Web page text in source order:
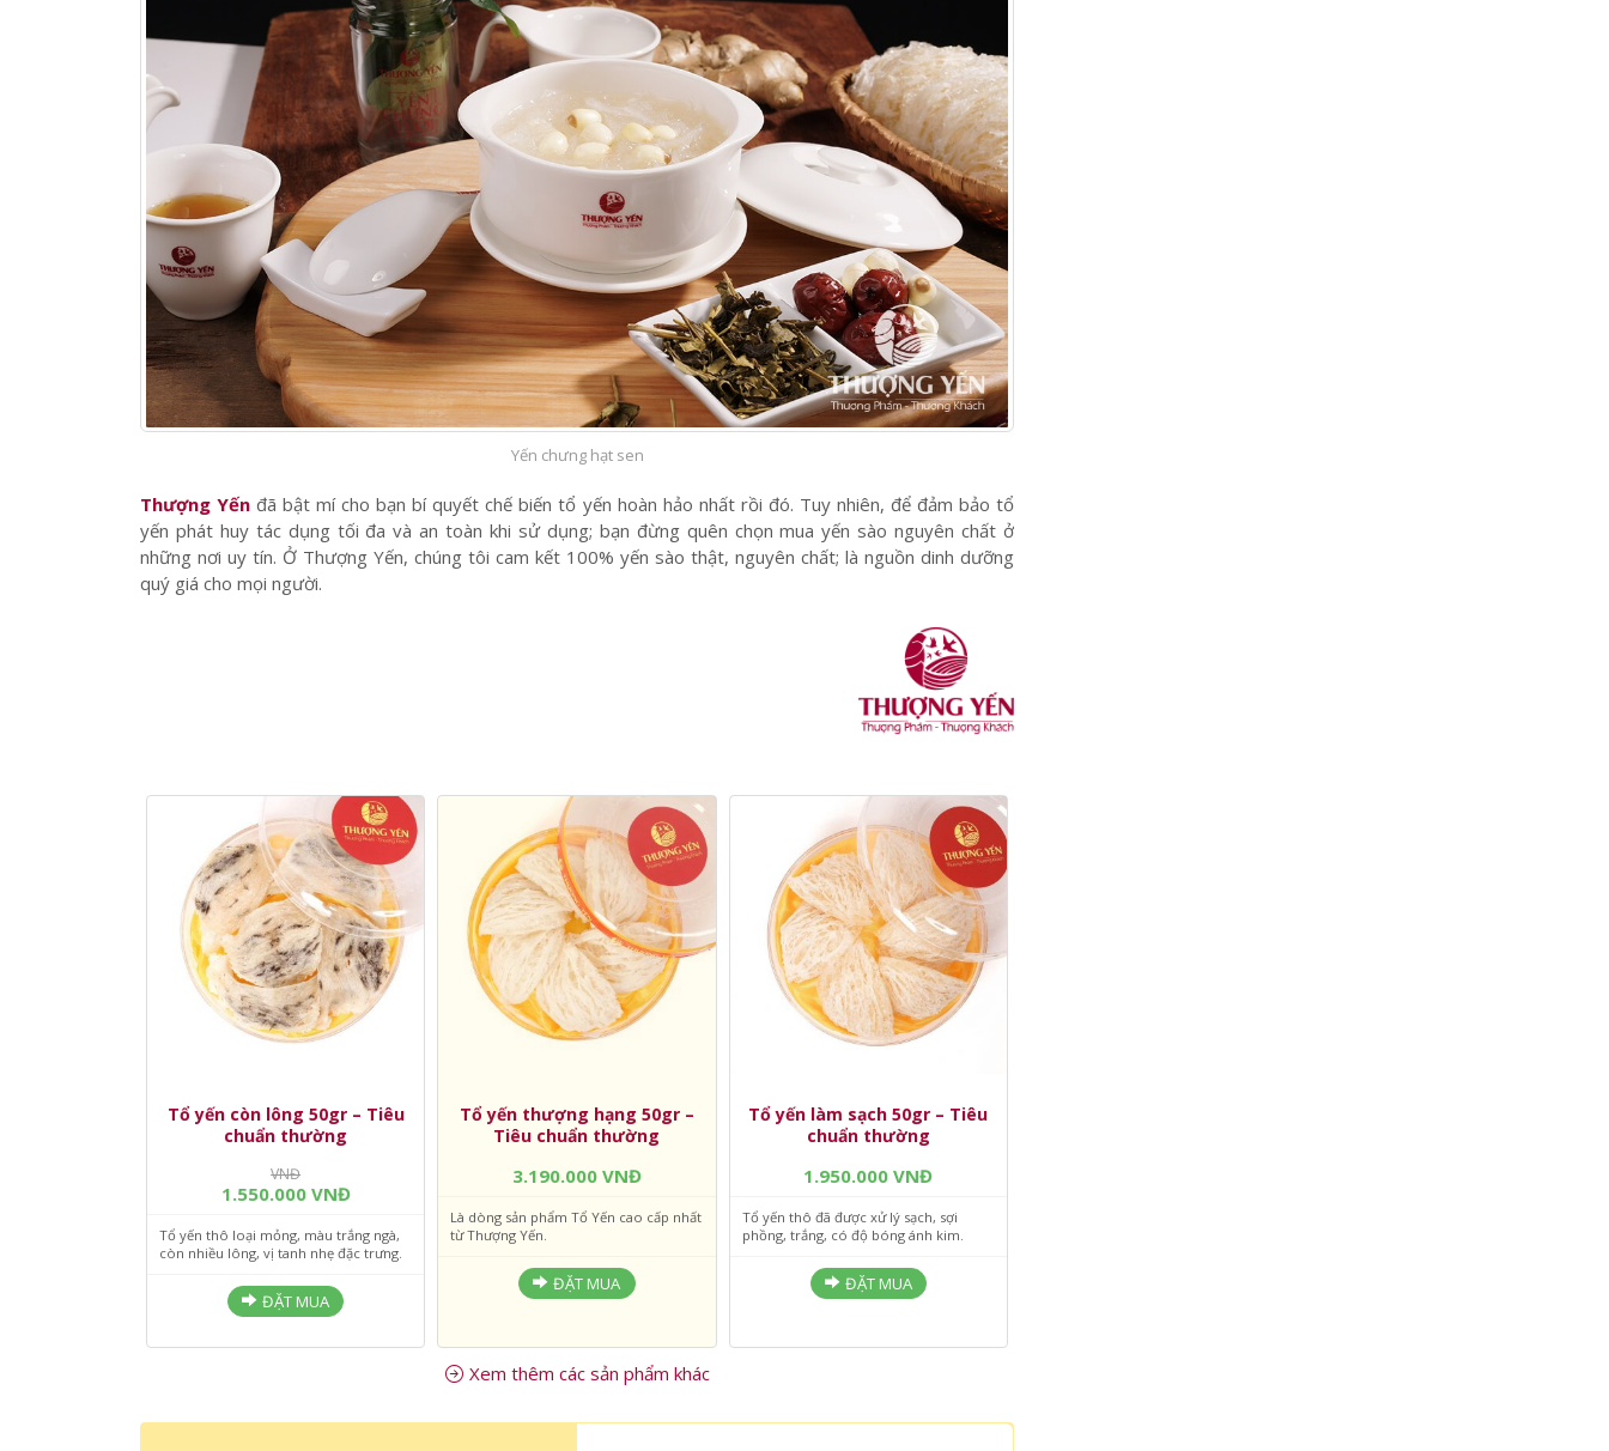
Yến chưng hạt sen
Thượng Yếnđã bật mí cho bạn bí quyết chế biến tổ yến hoàn hảo nhất rồi đó. Tuy nhiên, để đảm bảo tổ
những nơi uy tín. Ở Thượng Yến, chúng tôi cam kết 100% yến sào thật, nguyên chất; là nguồn dinh dưỡng
Tổ yến còn lông 50gr – Tiêu
VNĐ
Tổ yến thô loại mỏng, màu trắng ngà,
Tiêu chuẩn thường
Là dòng sản phẩm Tổ Yến cao cấp nhất
ĐẶT MUA
chuẩn thường
Tổ yến thô đã được xử lý sạch, sợi